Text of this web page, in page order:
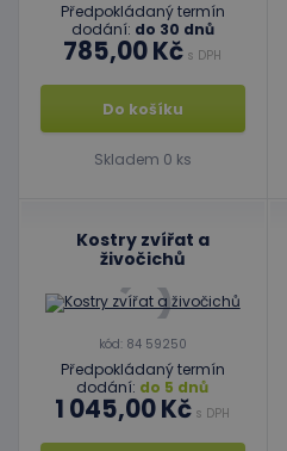
Předpokládaný termín
dodání: do 30 dnů
785,00 Kč s DPH
Do košíku
Skladem 0 ks
Kostry zvířat a
živočichů
kód: 84 59250
Předpokládaný termín
dodání: do 5 dnů
1 045,00 Kč s DPH